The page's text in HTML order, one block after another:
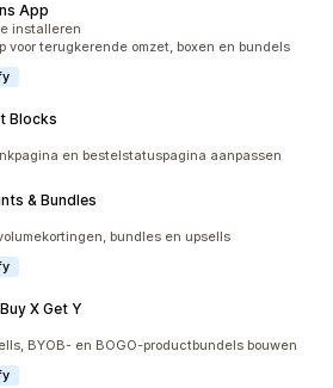
App
installeren
voor terugkerende omzet, boxen en bundels
Blocks
en bestelstatuspagina aanpassen
& Bundles
bundles en upsells
X Get Y
BYOB- en BOGO-productbundels bouwen